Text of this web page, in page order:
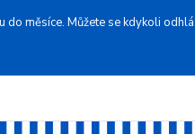
do měsíce. Můžete se kdykoli